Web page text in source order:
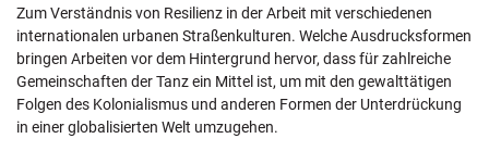
Zum Verständnis von Resilienz in der Arbeit mit verschiedenen
internationalen urbanen Straßenkulturen. Welche Ausdrucksformen
bringen Arbeiten vor dem Hintergrund hervor, dass für zahlreiche
Gemeinschaften der Tanz ein Mittel ist, um mit den gewalttätigen
Folgen des Kolonialismus und anderen Formen der Unterdrückung
in einer globalisierten Welt umzugehen.